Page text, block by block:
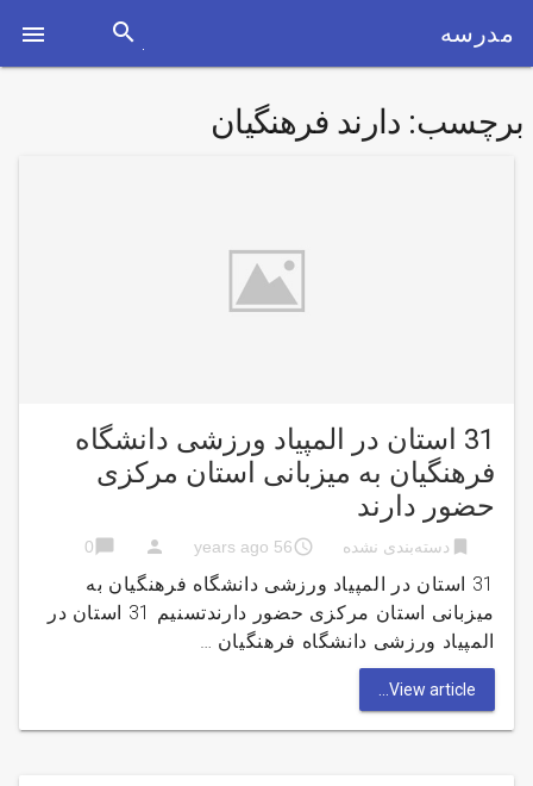
 مدرسه search
برچسب: دارند فرهنگیان
31 استان در المپیاد ورزشی دانشگاه
فرهنگیان به میزبانی استان مرکزی
حضور دارند
bookmark دسته‌بندی نشده access_time
56 years ago
person
chat_bubble
0
31 استان در المپیاد ورزشی دانشگاه فرهنگیان به
میزبانی استان مرکزی حضور دارندتسنیم 31 استان در
المپیاد ورزشی دانشگاه فرهنگیان …
View article...